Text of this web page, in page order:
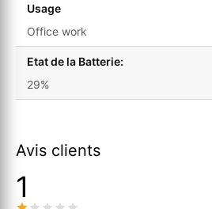
Usage
Office work
Etat de la Batterie:
29%
Avis clients
1